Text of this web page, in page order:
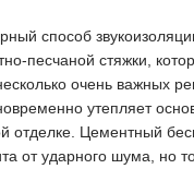
способ
песчаной стяжки,
очень важных
утепляет
отделке. Цементный
от ударного шума, но